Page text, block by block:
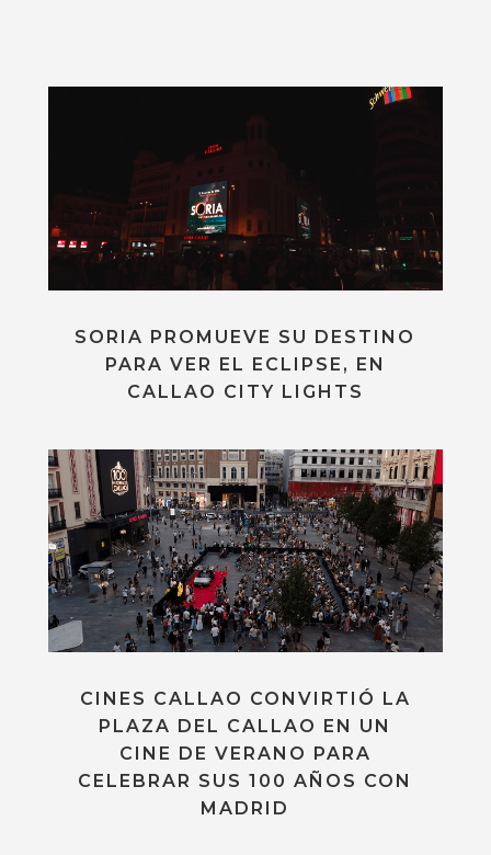
SORIA PROMUEVE SU DESTINO
PARA VER EL ECLIPSE, EN
CALLAO CITY LIGHTS
CINES CALLAO CONVIRTIÓ LA
PLAZA DEL CALLAO EN UN
CINE DE VERANO PARA
CELEBRAR SUS 100 AÑOS CON
MADRID